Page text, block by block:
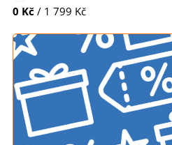
0 Kč / 1 799 Kč